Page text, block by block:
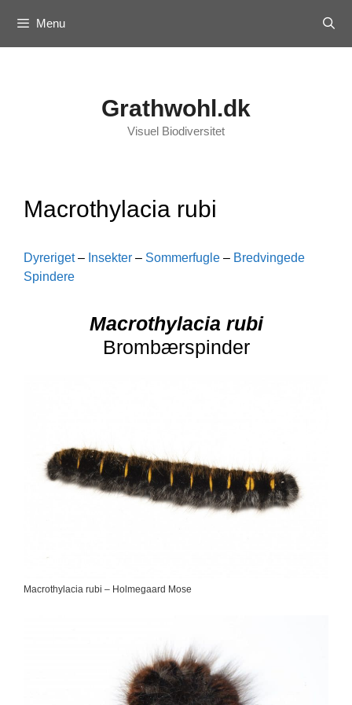
content
Menu
Grathwohl.dk
Visuel Biodiversitet
Macrothylacia rubi
Dyreriget– Insekter – Sommerfugle – Bredvingede
Spindere
Macrothylacia rubi
Brombærspinder
Macrothylacia rubi – Holmegaard Mose